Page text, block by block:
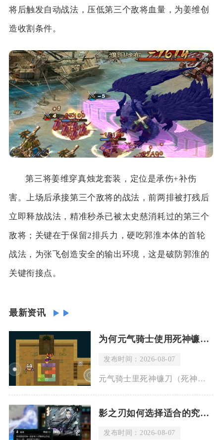
将后触发自动战法，压低第三个敌将血量，为姜维创
造收割条件。
第三将姜维穿真烛龙套装，定位是承伤+补伤
害。上场后承接第三个敌将的战法，前两排被打残后
立即释放战法，精准秒杀已被太史慈消耗过的第三个
敌将；关键在于保留2排兵力，硬吃郭淮本体的首轮
战法，为张飞创造安全的输出环境，这是破防郭淮的
关键衔接点。
最新资讯
为何元气骑士使用死神镰刀会有血流
发布时间：2026-08-07
元气骑士里死神镰刀（死神之息）释放技能时出现流血特效，是武器固有机制导致，并非敌
影之刃如何选择适合的究极英雄角色
发布时间：2026-08-07